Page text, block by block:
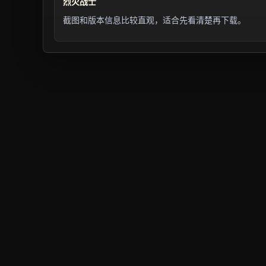
截图和版本信息比较直观，适合先看清楚再下载。